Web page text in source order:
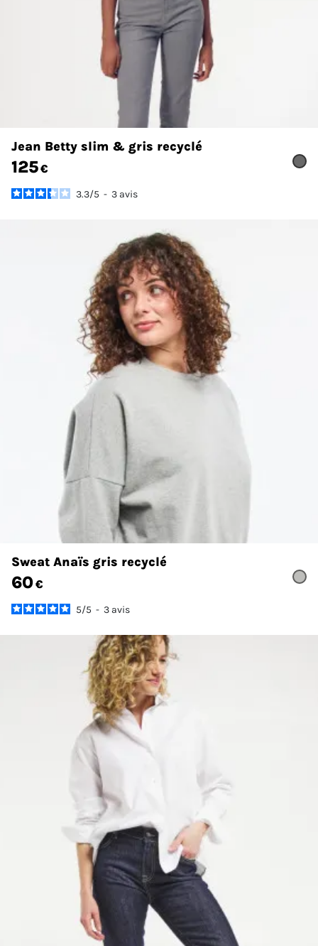
Jean Betty slim & gris recyclé
125€
3.3/5 - 3 avis
Sweat Anaïs gris recyclé
60€
5/5 - 3 avis